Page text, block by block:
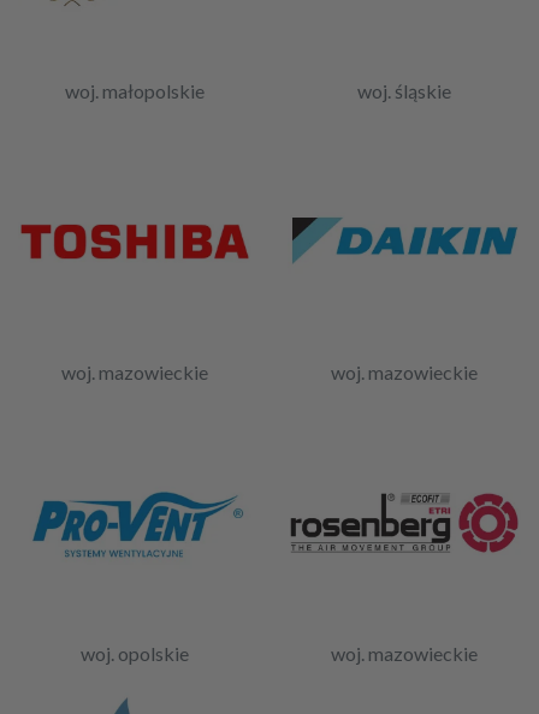
woj. małopolskie woj. śląskie
woj. mazowieckie woj. mazowieckie
woj. opolskie woj. mazowieckie